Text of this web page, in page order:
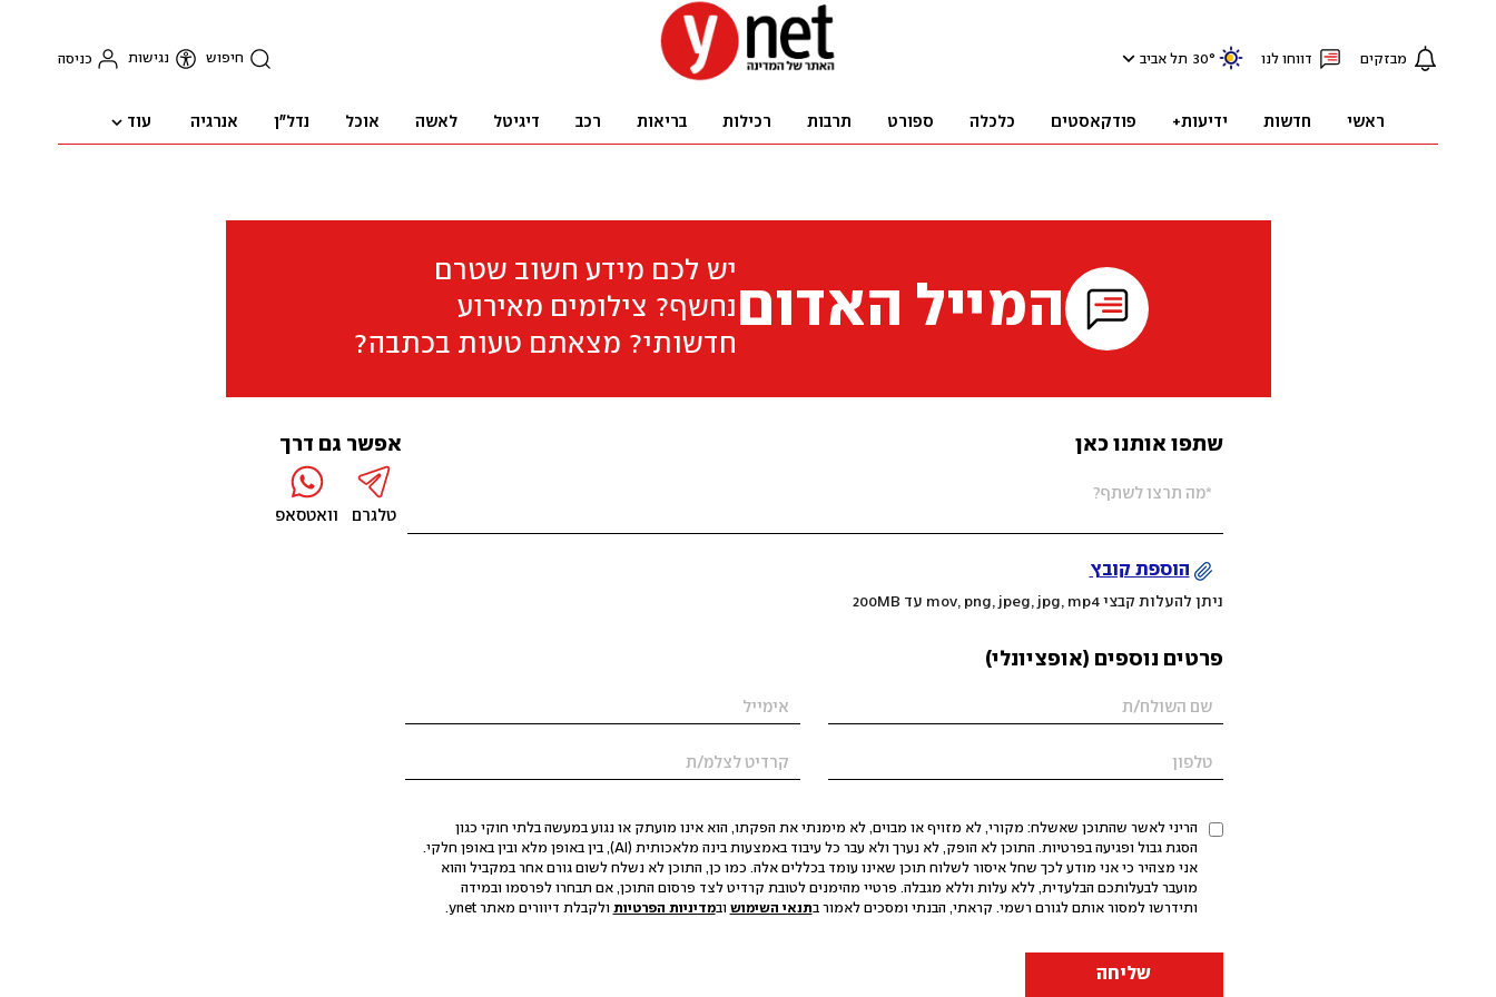
מבזקים דווחו לנו 30° תל אביב חיפוש נגישות כניסה
ראשי חדשות ידיעות+ פודקאסטים כלכלה ספורט תרבות רכילות בריאות רכב דיגיטל לאשה אוכל נדל"ן אנרגיה עוד
המייל האדום
יש לכם מידע חשוב שטרם
נחשף? צילומים מאירוע
חדשותי? מצאתם טעות בכתבה?
שתפו אותנו כאן
הוספת קובץ
ניתן להעלות קבצי mov, png, jpeg, jpg, mp4 עד 200MB
פרטים נוספים (אופציונלי)
הריני לאשר שהתוכן שאשלח: מקורי, לא מזויף או מבוים, לא מימנתי את הפקתו, הוא אינו מועתק או נגוע במעשה בלתי חוקי כגון
הסגת גבול ופגיעה בפרטיות. התוכן לא הופק, לא נערך ולא עבר כל עיבוד באמצעות בינה מלאכותית (AI), בין באופן מלא ובין באופן חלקי.
אני מצהיר כי אני מודע לכך שחל איסור לשלוח תוכן שאינו עומד בכללים אלה. כמו כן, התוכן לא נשלח לשום גורם אחר במקביל והוא
מועבר לבעלותכם הבלעדית, ללא עלות וללא מגבלה. פרטיי מהימנים לטובת קרדיט לצד פרסום התוכן, אם תבחרו לפרסמו ובמידה
ותידרשו למסור אותם לגורם רשמי. קראתי, הבנתי ומסכים לאמור בתנאי השימוש ובמדיניות הפרטיות ולקבלת דיוורים מאתר ynet.
שליחה
אפשר גם דרך
טלגרם וואטסאפ